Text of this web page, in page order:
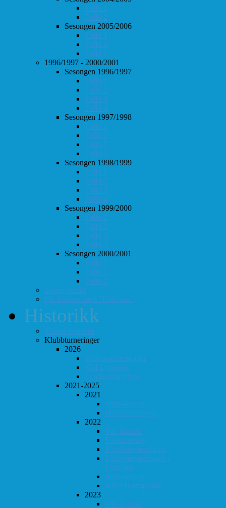
Follo 1
Follo 2
Sesongen 2005/2006
Follo 1
Follo 2
Follo 3
1996/1997 - 2000/2001
Sesongen 1996/1997
Follo 1
Follo 2
Follo 3
Follo 4
Sesongen 1997/1998
Follo 1
Follo 2
Follo 3
Follo 4
Sesongen 1998/1999
Follo 1
Follo 2
Follo 3
Follo 4
Sesongen 1999/2000
Follo 1
Follo 2
Follo 3
Follo 4
Sesongen 2000/2001
Follo 1
Follo 2
Follo 3
Totaloversikt
ØS-kamper med "Fullt hus"
Historikk
Vinner-oversikt
Klubbturneringer
2026
Klubbmesterskapet
KM Lynsjakk
Lyn/Hurtig våren
2021-2025
2021
Høst-konrad
Høstturneringen
2022
Vår-konrad
Vårturnering
Klubbmesterskapet
Klubbmesterskapet i
Lynsjakk
Høst-konrad
KM i Hurtigsjakk
2023
Vår-konrad